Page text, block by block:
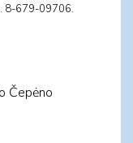
8-679-09706.
Čepėno